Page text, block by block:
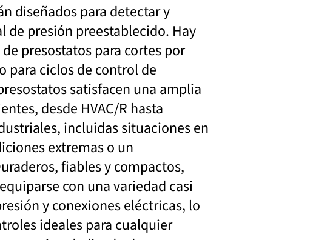
diseñados para detectar y
de presión preestablecido. Hay
presostatos para cortes por
para ciclos de control de
satisfacen una amplia
desde HVAC/R hasta
incluidas situaciones en
extremas o un
fiables y compactos,
con una variedad casi
y conexiones eléctricas, lo
ideales para cualquier